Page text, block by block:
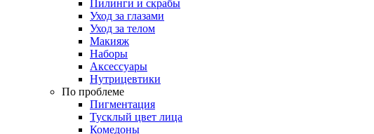
Пилинги и скрабы
Уход за глазами
Уход за телом
Макияж
Наборы
Аксессуары
Нутрицевтики
По проблеме
Пигментация
Тусклый цвет лица
Комедоны